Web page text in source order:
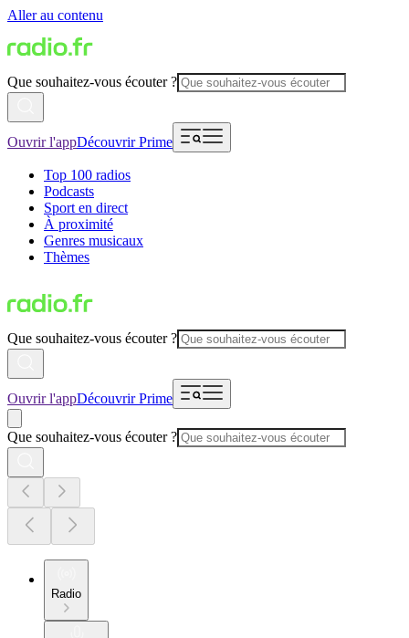
Aller au contenu
Que souhaitez-vous écouter ?
Ouvrir l'appDécouvrir Prime
Top 100 radios
Podcasts
Sport en direct
À proximité
Genres musicaux
Thèmes
Que souhaitez-vous écouter ?
Ouvrir l'appDécouvrir Prime
Que souhaitez-vous écouter ?
Radio